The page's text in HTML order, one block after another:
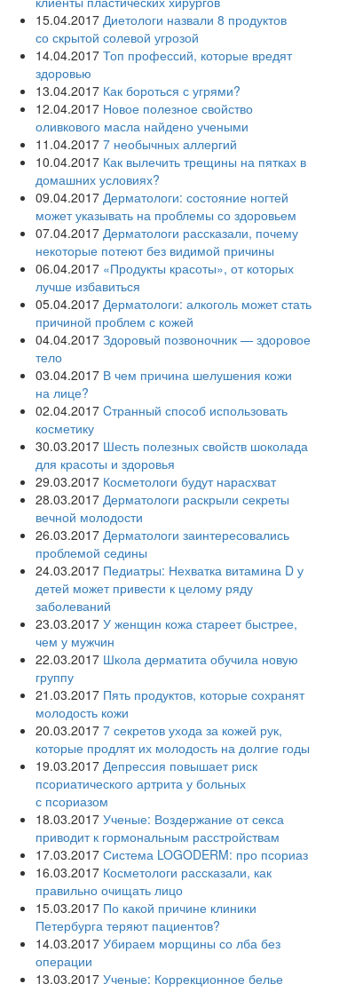
15.04.2017 Диетологи назвали 8 продуктов
со скрытой солевой угрозой
14.04.2017 Топ профессий, которые вредят
здоровью
13.04.2017 Как бороться с угрями?
12.04.2017 Новое полезное свойство
оливкового масла‍ найдено учеными
11.04.2017 7 необычных аллергий
10.04.2017 Как вылечить трещины на пятках в
домашних условиях?
09.04.2017 Дерматологи: состояние ногтей
может указывать на проблемы со здоровьем
07.04.2017 Дерматологи рассказали, почему
некоторые потеют без видимой причины
06.04.2017 «Продукты красоты», от которых
лучше избавиться
05.04.2017 Дерматологи: алкоголь может стать
причиной проблем с кожей
04.04.2017 Здоровый позвоночник — здоровое
тело
03.04.2017 В чем причина шелушения кожи
на лице?
02.04.2017 Cтранный способ использовать
косметику
30.03.2017 Шесть полезных свойств шоколада
для красоты и здоровья
29.03.2017 Косметологи будут нарасхват
28.03.2017 Дерматологи раскрыли секреты
вечной молодости
26.03.2017 Дерматологи заинтересовались
проблемой седины
24.03.2017 Педиатры: Нехватка витамина D у
детей может привести к целому ряду
заболеваний
23.03.2017 У женщин кожа стареет быстрее,
чем у мужчин
22.03.2017 Школа дерматита обучила новую
группу
21.03.2017 Пять продуктов, которые сохранят
молодость кожи
20.03.2017 7 секретов ухода за кожей рук,
которые продлят их молодость на долгие годы
19.03.2017 Депрессия повышает риск
псориатического артрита у больных
с псориазом
18.03.2017 Ученые: Воздержание от секса
приводит к гормональным расстройствам
17.03.2017 Система LOGODERM: про псориаз
16.03.2017 Косметологи рассказали, как
правильно очищать лицо
15.03.2017 По какой причине клиники
Петербурга теряют пациентов?
14.03.2017 Убираем морщины со лба без
операции
13.03.2017 Ученые: Коррекционное белье